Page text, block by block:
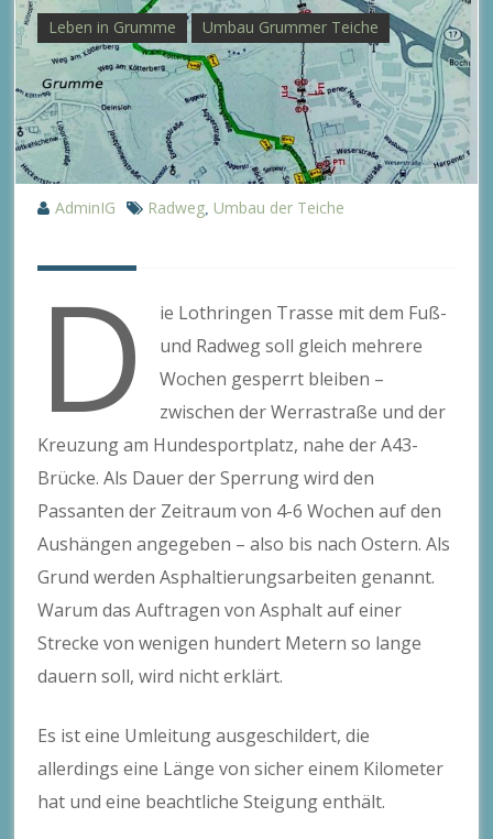
Leben in Grumme Umbau Grummer Teiche
AdminIG Radweg Umbau der Teiche
D
ie Lothringen Trasse mit dem Fuß-
und Radweg soll gleich mehrere
Wochen gesperrt bleiben –
zwischen der Werrastraße und der
Kreuzung am Hundesportplatz, nahe der A43-
Brücke. Als Dauer der Sperrung wird den
Passanten der Zeitraum von 4-6 Wochen auf den
Aushängen angegeben – also bis nach Ostern. Als
Grund werden Asphaltierungsarbeiten genannt.
Warum das Auftragen von Asphalt auf einer
Strecke von wenigen hundert Metern so lange
dauern soll, wird nicht erklärt.
Es ist eine Umleitung ausgeschildert, die
allerdings eine Länge von sicher einem Kilometer
hat und eine beachtliche Steigung enthält.